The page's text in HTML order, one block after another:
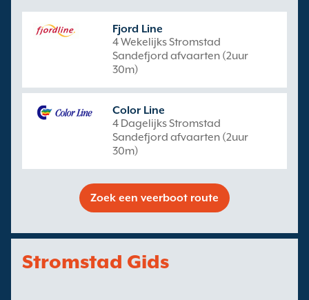
Fjord Line
4 Wekelijks Stromstad
Sandefjord afvaarten (2uur
30m)
Color Line
4 Dagelijks Stromstad
Sandefjord afvaarten (2uur
30m)
Zoek een veerboot route
Stromstad Gids